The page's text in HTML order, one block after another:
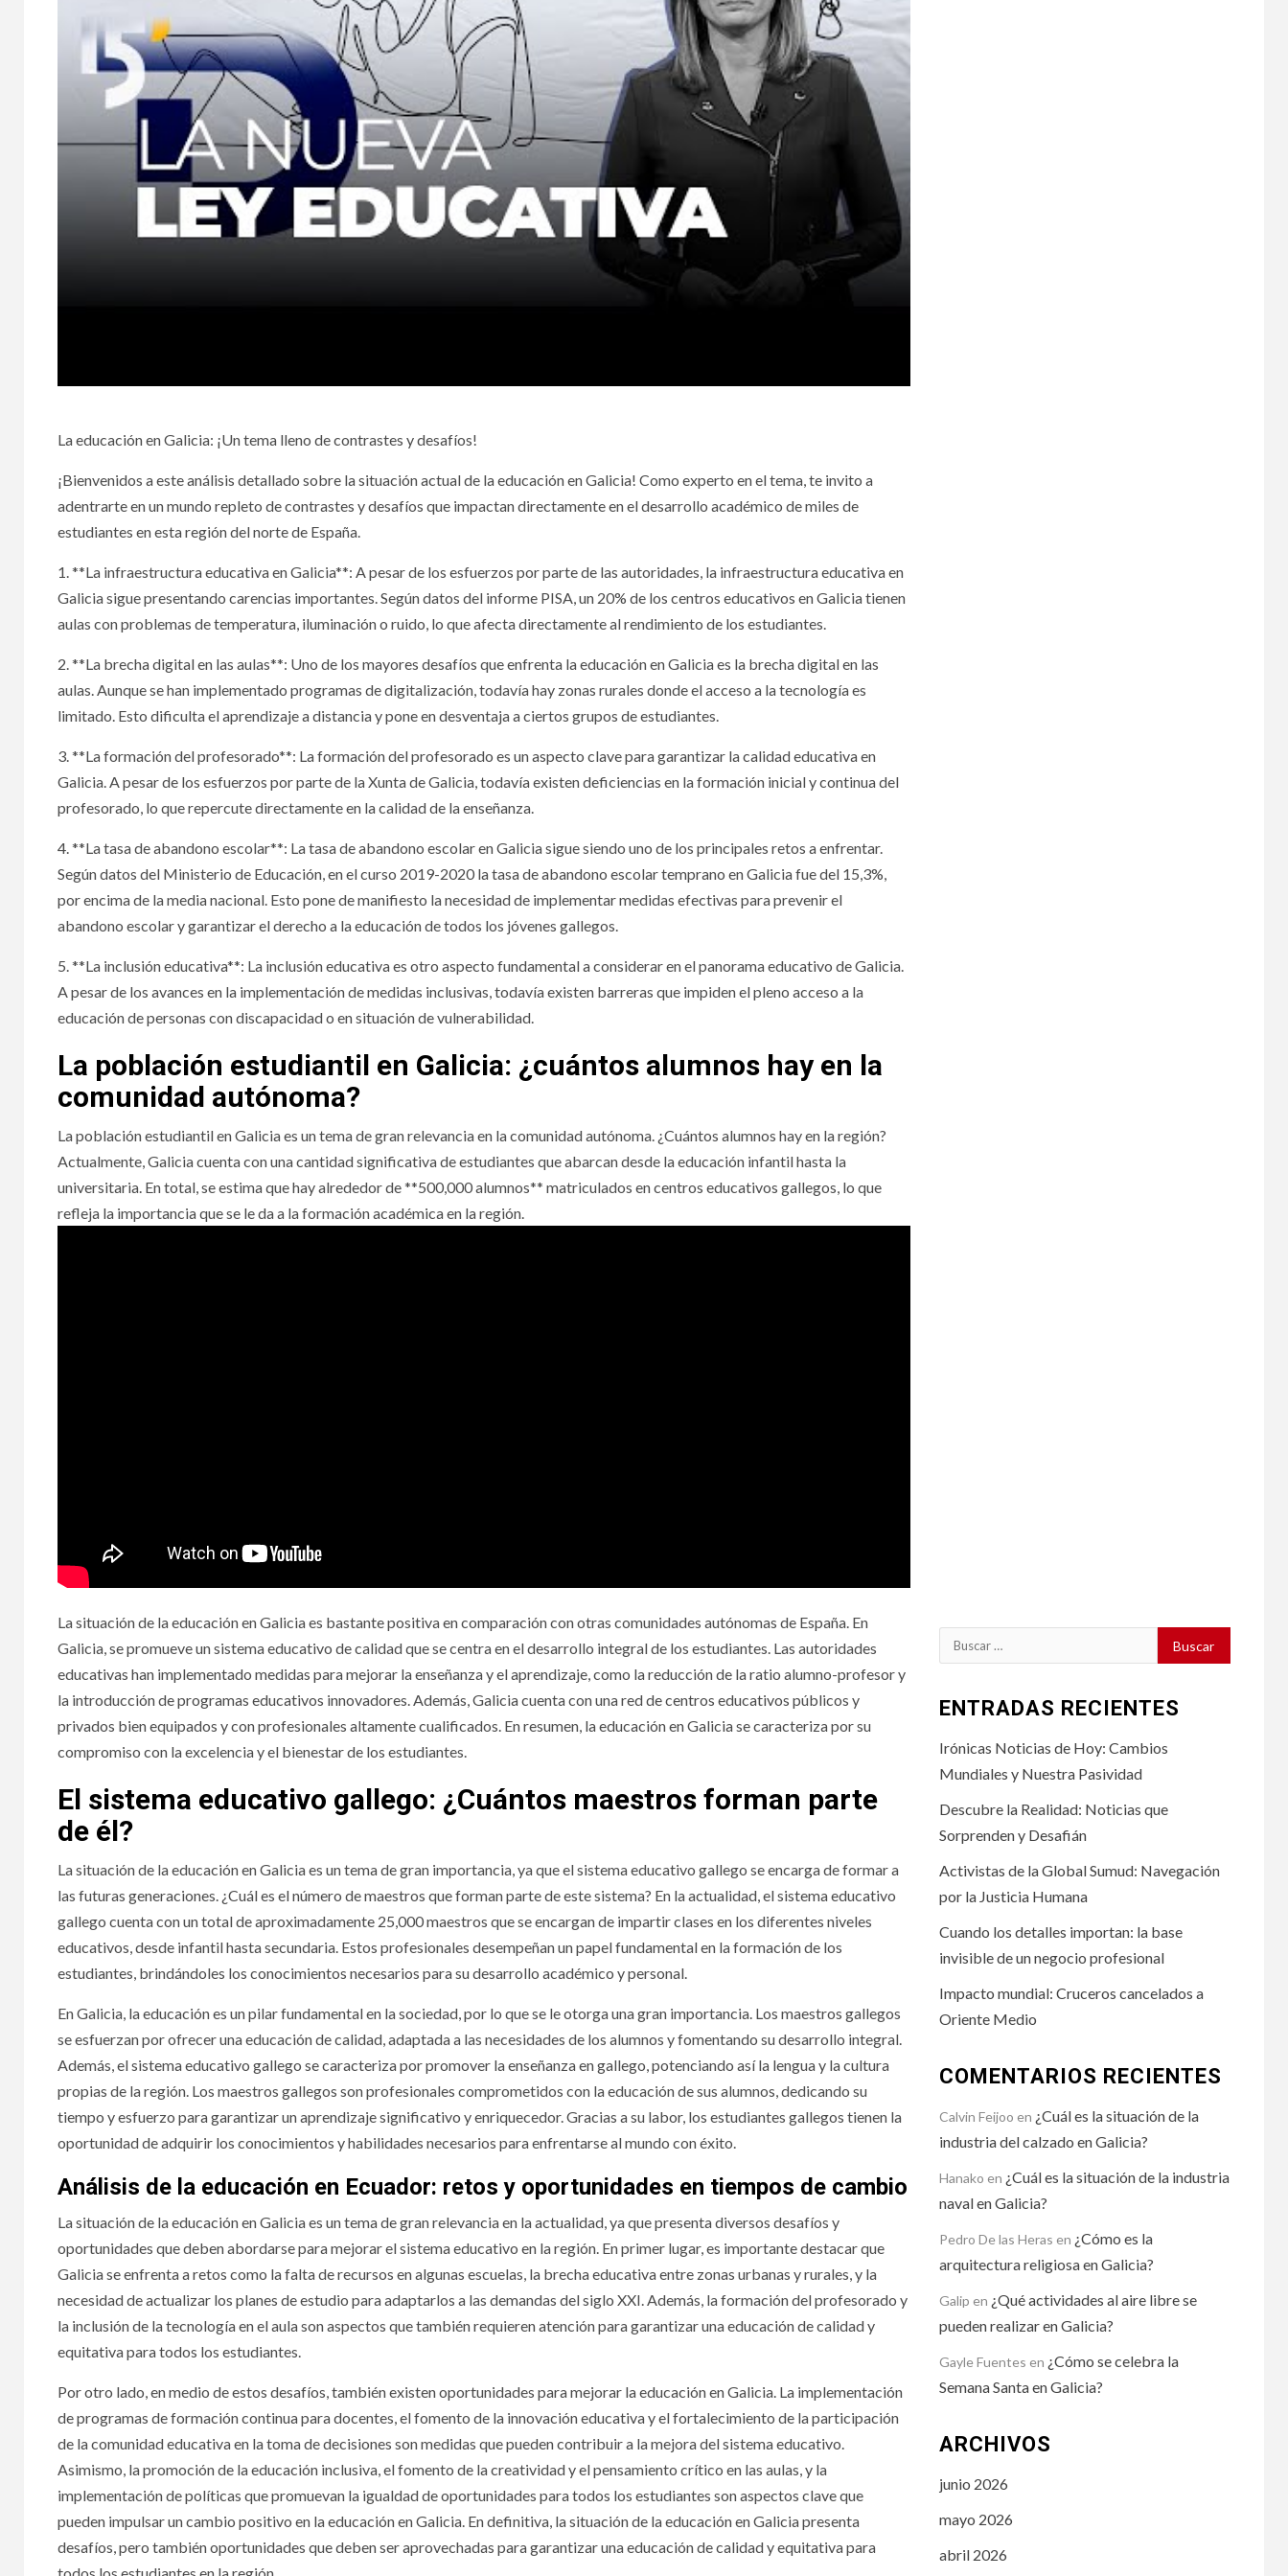
La educación en Galicia: ¡Un tema lleno de contrastes y desafíos!
¡Bienvenidos a este análisis detallado sobre la situación actual de la educación en Galicia! Como experto en el tema, te invito a
adentrarte en un mundo repleto de contrastes y desafíos que impactan directamente en el desarrollo académico de miles de
estudiantes en esta región del norte de España.
1. **La infraestructura educativa en Galicia**: A pesar de los esfuerzos por parte de las autoridades, la infraestructura educativa en
Galicia sigue presentando carencias importantes. Según datos del informe PISA, un 20% de los centros educativos en Galicia tienen
aulas con problemas de temperatura, iluminación o ruido, lo que afecta directamente al rendimiento de los estudiantes.
2. **La brecha digital en las aulas**: Uno de los mayores desafíos que enfrenta la educación en Galicia es la brecha digital en las
aulas. Aunque se han implementado programas de digitalización, todavía hay zonas rurales donde el acceso a la tecnología es
limitado. Esto dificulta el aprendizaje a distancia y pone en desventaja a ciertos grupos de estudiantes.
3. **La formación del profesorado**: La formación del profesorado es un aspecto clave para garantizar la calidad educativa en
Galicia. A pesar de los esfuerzos por parte de la Xunta de Galicia, todavía existen deficiencias en la formación inicial y continua del
profesorado, lo que repercute directamente en la calidad de la enseñanza.
4. **La tasa de abandono escolar**: La tasa de abandono escolar en Galicia sigue siendo uno de los principales retos a enfrentar.
Según datos del Ministerio de Educación, en el curso 2019-2020 la tasa de abandono escolar temprano en Galicia fue del 15,3%,
por encima de la media nacional. Esto pone de manifiesto la necesidad de implementar medidas efectivas para prevenir el
abandono escolar y garantizar el derecho a la educación de todos los jóvenes gallegos.
5. **La inclusión educativa**: La inclusión educativa es otro aspecto fundamental a considerar en el panorama educativo de Galicia.
A pesar de los avances en la implementación de medidas inclusivas, todavía existen barreras que impiden el pleno acceso a la
educación de personas con discapacidad o en situación de vulnerabilidad.
La población estudiantil en Galicia: ¿cuántos alumnos hay en la
comunidad autónoma?
La población estudiantil en Galicia es un tema de gran relevancia en la comunidad autónoma. ¿Cuántos alumnos hay en la región?
Actualmente, Galicia cuenta con una cantidad significativa de estudiantes que abarcan desde la educación infantil hasta la
universitaria. En total, se estima que hay alrededor de **500,000 alumnos** matriculados en centros educativos gallegos, lo que
refleja la importancia que se le da a la formación académica en la región.
La situación de la educación en Galicia es bastante positiva en comparación con otras comunidades autónomas de España. En
Galicia, se promueve un sistema educativo de calidad que se centra en el desarrollo integral de los estudiantes. Las autoridades
educativas han implementado medidas para mejorar la enseñanza y el aprendizaje, como la reducción de la ratio alumno-profesor y
la introducción de programas educativos innovadores. Además, Galicia cuenta con una red de centros educativos públicos y
privados bien equipados y con profesionales altamente cualificados. En resumen, la educación en Galicia se caracteriza por su
compromiso con la excelencia y el bienestar de los estudiantes.
El sistema educativo gallego: ¿Cuántos maestros forman parte
de él?
La situación de la educación en Galicia es un tema de gran importancia, ya que el sistema educativo gallego se encarga de formar a
las futuras generaciones. ¿Cuál es el número de maestros que forman parte de este sistema? En la actualidad, el sistema educativo
gallego cuenta con un total de aproximadamente 25,000 maestros que se encargan de impartir clases en los diferentes niveles
educativos, desde infantil hasta secundaria. Estos profesionales desempeñan un papel fundamental en la formación de los
estudiantes, brindándoles los conocimientos necesarios para su desarrollo académico y personal.
En Galicia, la educación es un pilar fundamental en la sociedad, por lo que se le otorga una gran importancia. Los maestros gallegos
se esfuerzan por ofrecer una educación de calidad, adaptada a las necesidades de los alumnos y fomentando su desarrollo integral.
Además, el sistema educativo gallego se caracteriza por promover la enseñanza en gallego, potenciando así la lengua y la cultura
propias de la región. Los maestros gallegos son profesionales comprometidos con la educación de sus alumnos, dedicando su
tiempo y esfuerzo para garantizar un aprendizaje significativo y enriquecedor. Gracias a su labor, los estudiantes gallegos tienen la
oportunidad de adquirir los conocimientos y habilidades necesarios para enfrentarse al mundo con éxito.
Análisis de la educación en Ecuador: retos y oportunidades en tiempos de cambio
La situación de la educación en Galicia es un tema de gran relevancia en la actualidad, ya que presenta diversos desafíos y
oportunidades que deben abordarse para mejorar el sistema educativo en la región. En primer lugar, es importante destacar que
Galicia se enfrenta a retos como la falta de recursos en algunas escuelas, la brecha educativa entre zonas urbanas y rurales, y la
necesidad de actualizar los planes de estudio para adaptarlos a las demandas del siglo XXI. Además, la formación del profesorado y
la inclusión de la tecnología en el aula son aspectos que también requieren atención para garantizar una educación de calidad y
equitativa para todos los estudiantes.
Por otro lado, en medio de estos desafíos, también existen oportunidades para mejorar la educación en Galicia. La implementación
de programas de formación continua para docentes, el fomento de la innovación educativa y el fortalecimiento de la participación
de la comunidad educativa en la toma de decisiones son medidas que pueden contribuir a la mejora del sistema educativo.
Asimismo, la promoción de la educación inclusiva, el fomento de la creatividad y el pensamiento crítico en las aulas, y la
implementación de políticas que promuevan la igualdad de oportunidades para todos los estudiantes son aspectos clave que
pueden impulsar un cambio positivo en la educación en Galicia. En definitiva, la situación de la educación en Galicia presenta
desafíos, pero también oportunidades que deben ser aprovechadas para garantizar una educación de calidad y equitativa para
Buscar:
ENTRADAS RECIENTES
Irónicas Noticias de Hoy: Cambios
Mundiales y Nuestra Pasividad
Descubre la Realidad: Noticias que
Sorprenden y Desafián
Activistas de la Global Sumud: Navegación
por la Justicia Humana
Cuando los detalles importan: la base
invisible de un negocio profesional
Impacto mundial: Cruceros cancelados a
Oriente Medio
COMENTARIOS RECIENTES
Calvin Feijoo en ¿Cuál es la situación de la
industria del calzado en Galicia?
Hanako en ¿Cuál es la situación de la industria
naval en Galicia?
Pedro De las Heras en ¿Cómo es la
arquitectura religiosa en Galicia?
Galip en ¿Qué actividades al aire libre se
pueden realizar en Galicia?
Gayle Fuentes en ¿Cómo se celebra la
Semana Santa en Galicia?
ARCHIVOS
junio 2026
mayo 2026
abril 2026